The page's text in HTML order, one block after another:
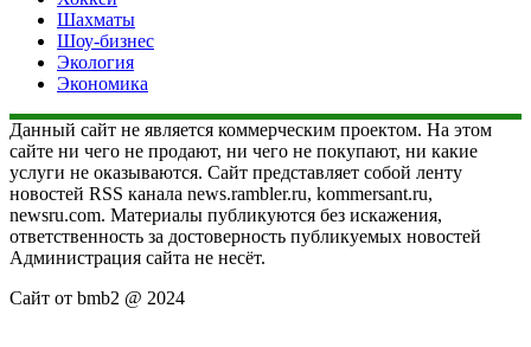
Шахматы
Шоу-бизнес
Экология
Экономика
Данный сайт не является коммерческим проектом. На этом
сайте ни чего не продают, ни чего не покупают, ни какие
услуги не оказываются. Сайт представляет собой ленту
новостей RSS канала news.rambler.ru, kommersant.ru,
newsru.com. Материалы публикуются без искажения,
ответственность за достоверность публикуемых новостей
Администрация сайта не несёт.
Сайт от bmb2 @ 2024